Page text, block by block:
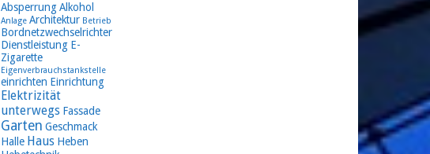
AbsperrungAlkohol
Anlage Architektur Betrieb
Bordnetzwechselrichter
Dienstleistung E-
Zigarette
Eigenverbrauchstankstelle
einrichten Einrichtung
Elektrizität
unterwegs Fassade
Garten Geschmack
Halle Haus Heben